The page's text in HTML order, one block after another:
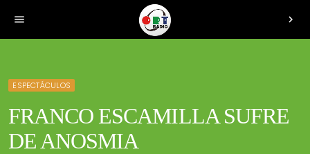
menu chevron_right
ESPECTÁCULOS
FRANCO ESCAMILLA SUFRE
DE ANOSMIA